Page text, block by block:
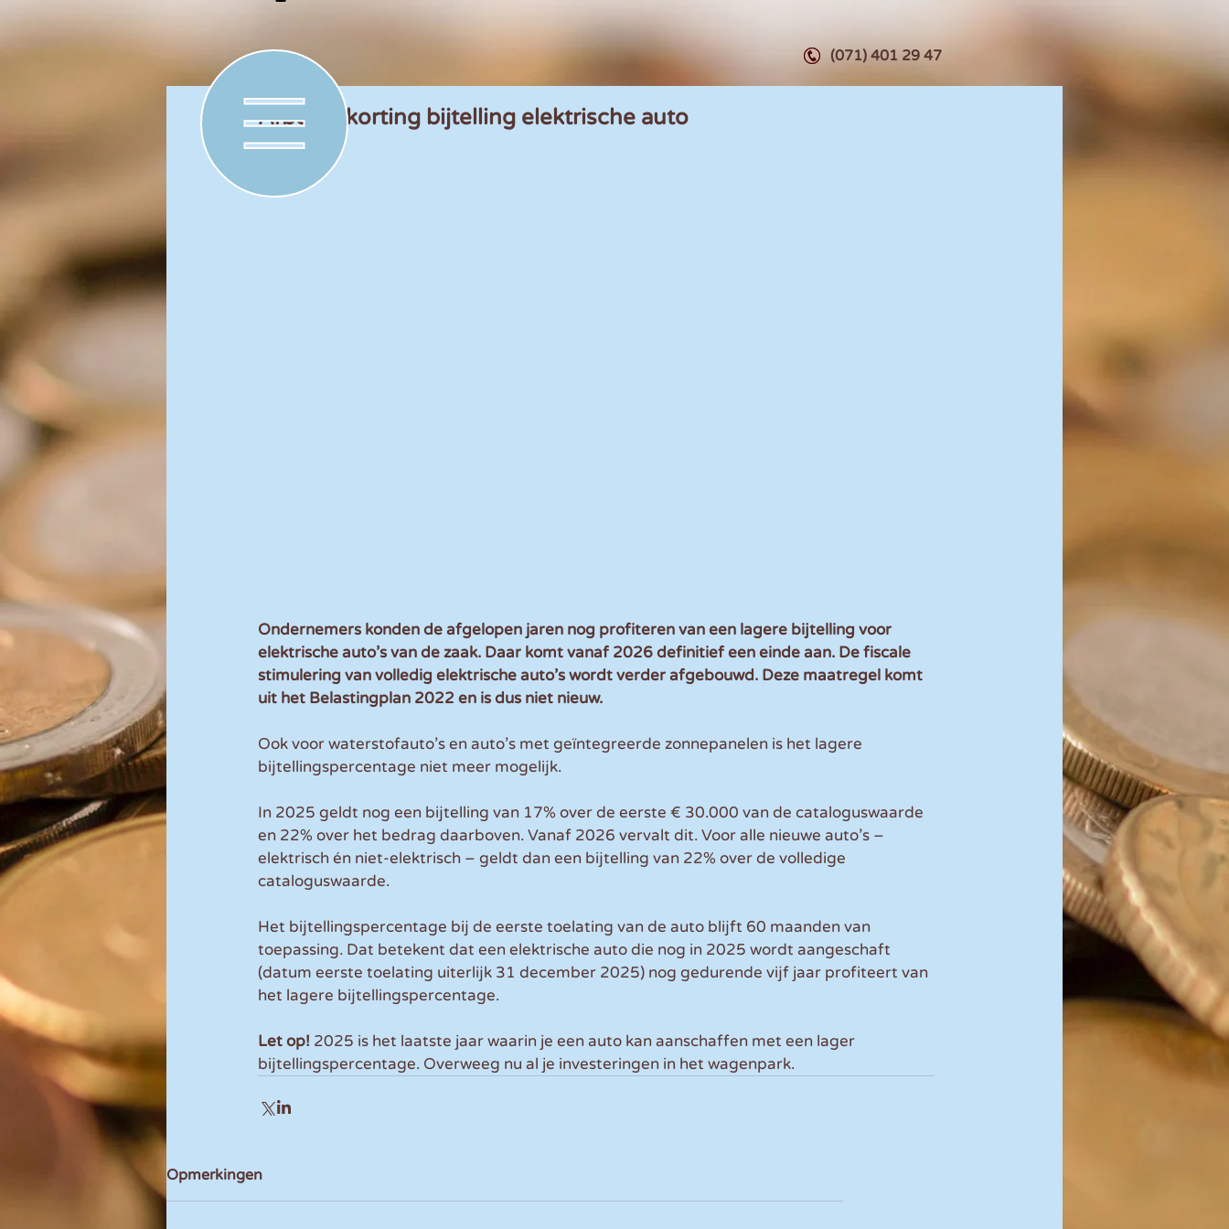
(071) 401 29 47
Afbouw korting bijtelling elektrische auto
Ondernemers konden de afgelopen jaren nog profiteren van een lagere bijtelling voor
elektrische auto’s van de zaak. Daar komt vanaf 2026 definitief een einde aan. De fiscale
stimulering van volledig elektrische auto’s wordt verder afgebouwd. Deze maatregel komt
uit het Belastingplan 2022 en is dus niet nieuw.
Ook voor waterstofauto’s en auto’s met geïntegreerde zonnepanelen is het lagere
bijtellingspercentage niet meer mogelijk.
In 2025 geldt nog een bijtelling van 17% over de eerste € 30.000 van de cataloguswaarde
en 22% over het bedrag daarboven. Vanaf 2026 vervalt dit. Voor alle nieuwe auto’s –
elektrisch én niet-elektrisch – geldt dan een bijtelling van 22% over de volledige
cataloguswaarde.
Het bijtellingspercentage bij de eerste toelating van de auto blijft 60 maanden van
toepassing. Dat betekent dat een elektrische auto die nog in 2025 wordt aangeschaft
(datum eerste toelating uiterlijk 31 december 2025) nog gedurende vijf jaar profiteert van
het lagere bijtellingspercentage.
Let op! 2025 is het laatste jaar waarin je een auto kan aanschaffen met een lager
bijtellingspercentage. Overweeg nu al je investeringen in het wagenpark.
Opmerkingen